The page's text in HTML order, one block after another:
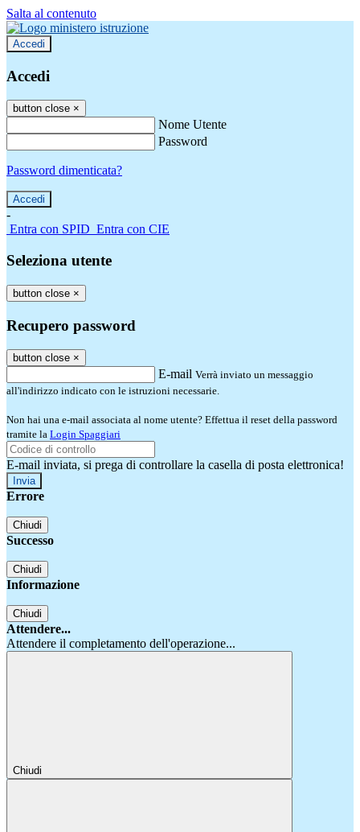
Salta al contenuto
Accedi
Accedi
button close ×
Nome Utente
Password
Password dimenticata?
-
Entra con SPID Entra con CIE
Seleziona utente
button close ×
Recupero password
button close ×
E-mail Verrà inviato un messaggio
all'indirizzo indicato con le istruzioni necessarie.
Non hai una e-mail associata al nome utente? Effettua il reset della password
tramite la Login Spaggiari
E-mail inviata, si prega di controllare la casella di posta elettronica!
Errore
Chiudi
Successo
Chiudi
Informazione
Chiudi
Attendere...
Attendere il completamento dell'operazione...
Chiudi